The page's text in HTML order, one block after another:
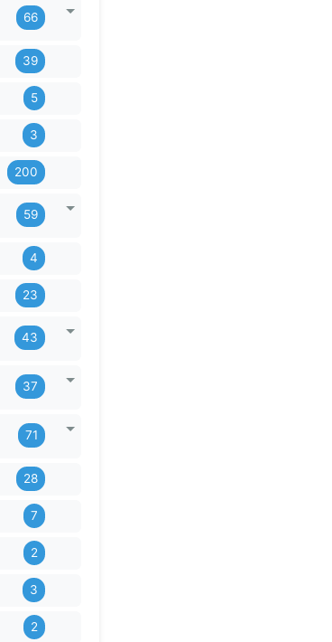
66
39
5
3
200
59
4
23
43
37
71
28
7
2
3
2